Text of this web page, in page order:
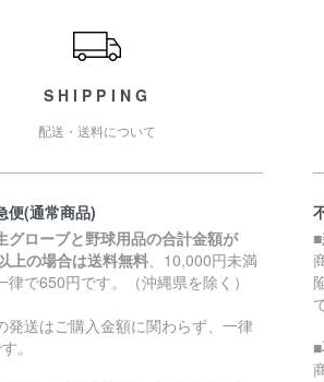
SHIPPING
配送・送料について
便(通常商品)
グローブと野球用品の合計金額が
上の場合は送料無料 、10,000円未満
律で650円です。（沖縄県を除く）
発送はご購入金額に関わらず、一律
。